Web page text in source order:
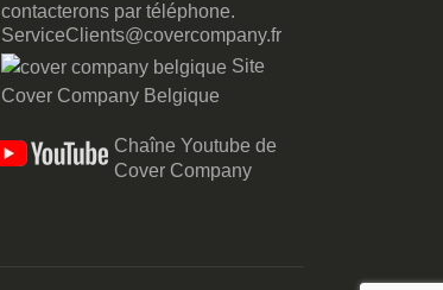
contacterons par téléphone.
ServiceClients@covercompany.fr
Site
Cover Company Belgique
Chaîne Youtube de
Cover Company